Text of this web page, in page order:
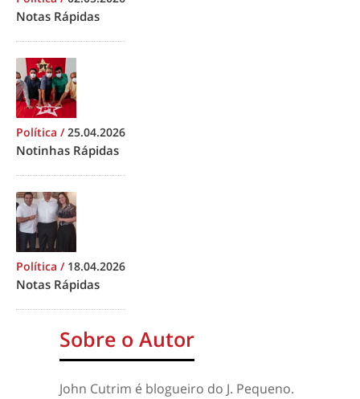
Notas Rápidas
Política /25.04.2026
Notinhas Rápidas
Política / 18.04.2026
Notas Rápidas
Sobre o Autor
John Cutrim é blogueiro do J. Pequeno.